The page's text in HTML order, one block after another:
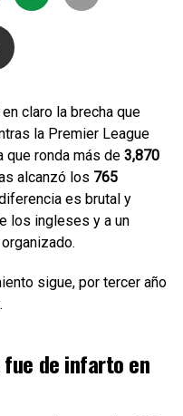
claro la brecha que
la Premier League
que ronda más de3,870
alcanzó los 765
es brutal y
los ingleses y a un
sigue, por tercer año
de infarto en